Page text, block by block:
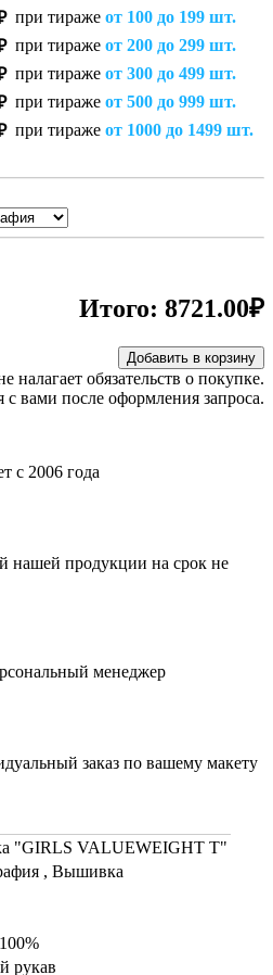
при тираже от 100 до 199 шт.
при тираже от 200 до 299 шт.
при тираже от 300 до 499 шт.
при тираже от 500 до 999 шт.
при тираже от 1000 до 1499 шт.
Итого: 8721.00₽
Добавить в корзину
налагает обязательств о покупке.
вами после оформления запроса.
с 2006 года
нашей продукции на срок не
менеджер
заказ по вашему макету
"GIRLS VALUEWEIGHT T"
, Вышивка
рукав